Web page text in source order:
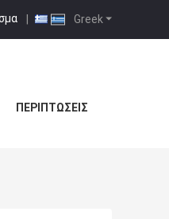
Greek
|
ΠΕΡΙΠΤΏΣΕΙΣ